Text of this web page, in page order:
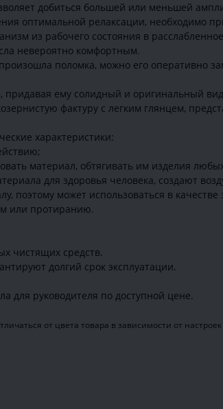
добиться большей или меньшей
оптимальной релаксации, необходимо
из рабочего состояния в
невероятно комфортным.
поломка, можно его оперативно
придавая ему солидный и оригинальный
фактуру с легким глянцем,
характеристики:
материал, обтягивать им изделия
для здоровья человека, создают
поэтому может использоваться в
или протиранию.
чистящих средств.
долгий срок эксплуатации.
для руководителя по доступной цене.
от цвета товара в зависимости от